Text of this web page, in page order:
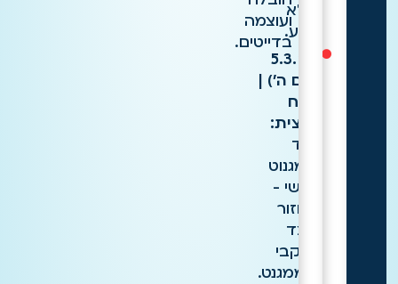
ללא
מגע.
5.3.26
(יום ה') |
מנח
ביצית:
סוד
המגנוט
הנשי -
לחזור
לצד
הנקבי
הממגנט.
ועוצמה
בדייטים.